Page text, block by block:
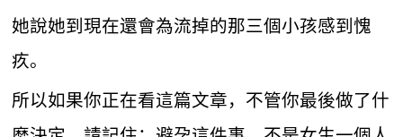
她說她到現在還會為流掉的那三個小孩感到愧
疚。
所以如果你正在看這篇文章，不管你最後做了什